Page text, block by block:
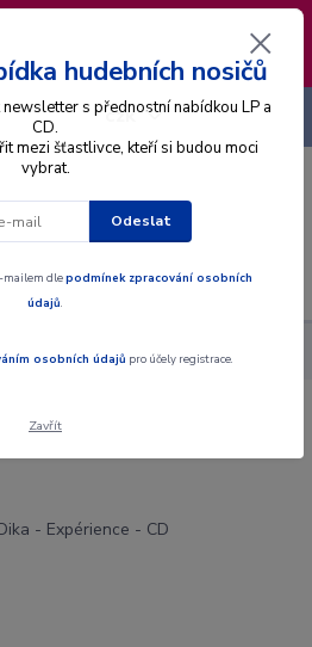
dovolenou. Datum
se posouvá na pátek
🐋
Menu
CZK
- Expérience - CD
- CD
hudebních nosičů
s přednostní nabídkou LP a
CD.
mezi šťastlivce, kteří si budou moci
vybrat.
Odeslat
mailem dlepodmínek zpracování osobních
údajů.
osobních údajů pro účely registrace.
Zavřít